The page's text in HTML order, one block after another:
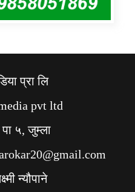
प्रा लि
pvt ltd
५, जुम्ला
न्यौपाने